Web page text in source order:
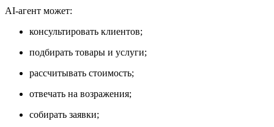
AI-агент может:
консультировать клиентов;
подбирать товары и услуги;
рассчитывать стоимость;
отвечать на возражения;
собирать заявки;